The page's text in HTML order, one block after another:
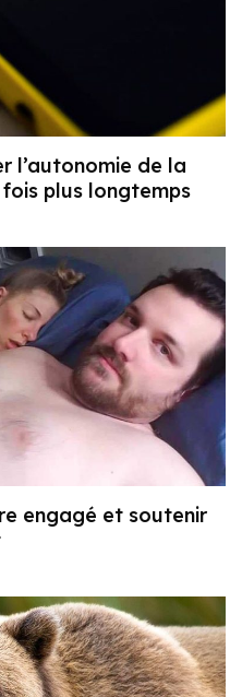
l’autonomie de la
plus longtemps
engagé et soutenir